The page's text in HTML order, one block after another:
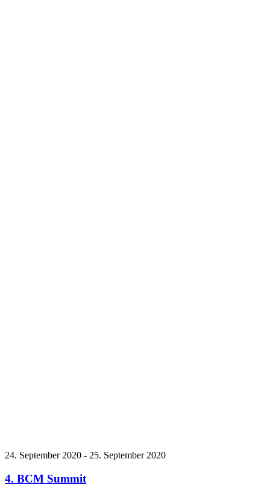
24. September 2020 - 25. September 2020
4. BCM Summit